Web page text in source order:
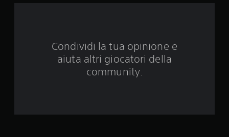
Condividi la tua opinione e
aiuta altri giocatori della
community.